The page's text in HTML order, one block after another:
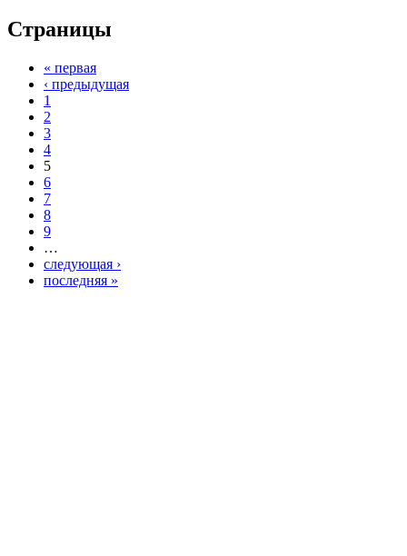
Страницы
« первая
‹ предыдущая
1
2
3
4
5
6
7
8
9
…
следующая ›
последняя »